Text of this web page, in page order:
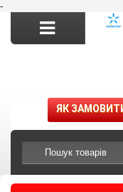
-
ЯК